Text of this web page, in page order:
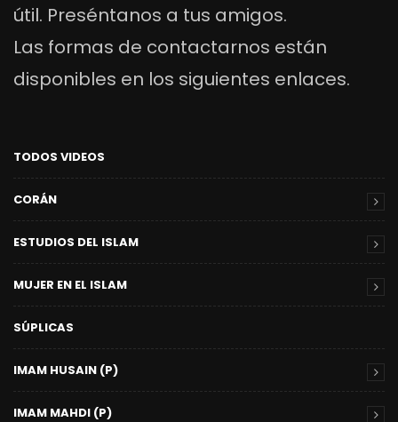
útil. Preséntanos a tus amigos.
Las formas de contactarnos están
disponibles en los siguientes enlaces.
TODOS VIDEOS
CORÁN
ESTUDIOS DEL ISLAM
MUJER EN EL ISLAM
SÚPLICAS
IMAM HUSAIN (P)
IMAM MAHDI (P)